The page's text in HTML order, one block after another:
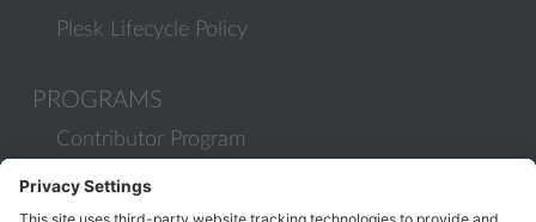
Plesk Lifecycle Policy
PROGRAMS
Contributor Program
Partner Program